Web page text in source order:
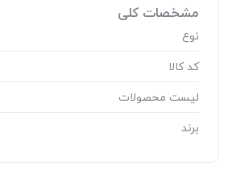
مشخصات کلی
نوع
کد کالا
لیست محصولات
برند